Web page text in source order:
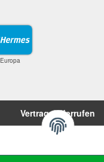
Europa
Vertrag widerrufen